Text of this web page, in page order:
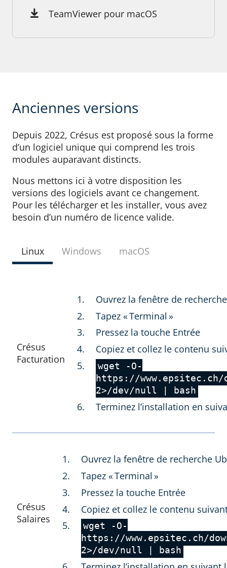
TeamViewer pour macOS
Anciennes versions
Depuis 2022, Crésus est proposé sous la forme
d’un logiciel unique qui comprend les trois
modules auparavant distincts.
Nous mettons ici à votre disposition les
versions des logiciels avant ce changement.
Pour les télécharger et les installer, vous avez
besoin d’un numéro de licence valide.
Windows macOS
Linux
Crésus
Facturation
Ouvrez la fenêtre de
Tapez « Terminal »
Pressez la touche Entrée
Copiez et collez le contenu
wget -O-
https://
2>/dev/null | bash
Terminez l’installation en
Crésus
Salaires
Ouvrez la fenêtre de recherche
Tapez « Terminal »
Pressez la touche Entrée
Copiez et collez le contenu
wget -O-
https://www.epsitec.ch/
2>/dev/null | bash